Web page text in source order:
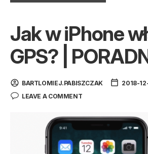
Jak w iPhone
GPS? |
BARTLOMIEJ.PABISZCZAK
2018-
LEAVE A COMMENT